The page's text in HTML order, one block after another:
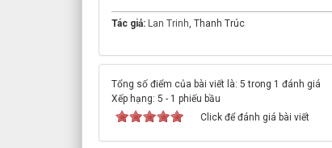
Tác giả: Lan Trinh, Thanh Trúc
Tổng số điểm của bài viết là: 5 trong 1 đánh giá
Xếp hạng: 5 - 1 phiếu bầu
Click để đánh giá bài viết